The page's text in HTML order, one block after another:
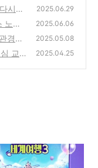
시보
2025.06.29
노선
2025.06.06
경기
2025.05.08
교
2025.04.25